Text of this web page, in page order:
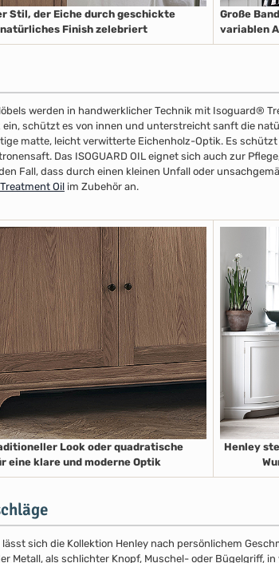
Stil, der Eiche durch geschickte
Finish zelebriert
Große
variablen
werden in handwerklicher Technik mit Isoguard®
schützt es von innen und unterstreicht sanft die
matte, leicht verwitterte Eichenholz-Optik. Es
Das ISOGUARD OIL eignet sich auch zur
Fall, dass durch einen kleinen Unfall oder
Oil im Zubehör an.
Look oder quadratische
eine klare und moderne Optik
Henley
sich die Kollektion Henley nach persönlichem
Metall, als schlichter Knopf, Muschel- oder